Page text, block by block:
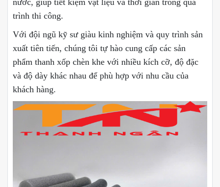
nước, giúp tiết kiệm vật liệu và thời gian trong quá
trình thi công.
Với đội ngũ kỹ sư giàu kinh nghiệm và quy trình sản
xuất tiên tiến, chúng tôi tự hào cung cấp các sản
phẩm thanh xốp chèn khe với nhiều kích cỡ, độ đặc
và độ dày khác nhau để phù hợp với nhu cầu của
khách hàng.